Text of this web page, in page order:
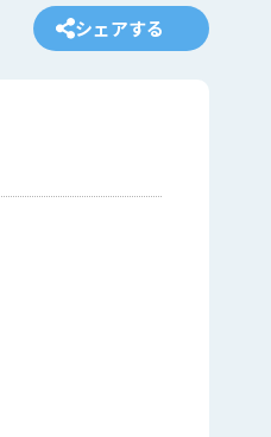
シェアする